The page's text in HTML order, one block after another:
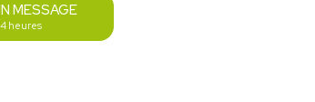
MESSAGE
heures